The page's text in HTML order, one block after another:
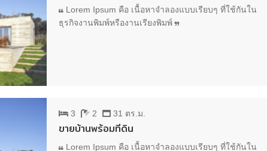
Lorem Ipsum คือ เนื้อหาจำลองแบบเรียบๆ ที่ใช้กันใน
ธุรกิจงานพิมพ์หรืองานเรียงพิมพ์
3 2 31 ตร.ม.
ขายบ้านพร้อมที่ดิน
Lorem Ipsum คือ เนื้อหาจำลองแบบเรียบๆ ที่ใช้กันใน